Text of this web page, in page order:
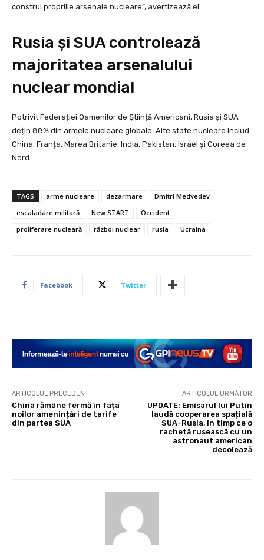
construi propriile arsenale nucleare”, avertizează el.
Rusia și SUA controlează
majoritatea arsenalului
nuclear mondial
Potrivit Federației Oamenilor de Știință Americani, Rusia și SUA
dețin 88% din armele nucleare globale. Alte state nucleare includ:
China, Franța, Marea Britanie, India, Pakistan, Israel și Coreea de
Nord.
TAGS arme nucleare dezarmare
Dmitri Medvedev
escaladare militară
New START
Occident
proliferare nucleară
război nuclear rusia Ucraina
Facebook Twitter
ARTICOLUL PRECEDENT
China rămâne fermă în fața
noilor amenințări de tarife
din partea SUA
ARTICOLUL URMĂTOR
UPDATE: Emisarul lui Putin
laudă cooperarea spațială
SUA-Rusia, în timp ce o
rachetă rusească cu un
astronaut american
decolează